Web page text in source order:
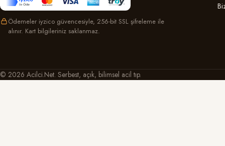
Ödemeler iyzico güvencesiyle, 256-bit SSL şifreleme ile
alınır. Kart bilgileriniz saklanmaz.
© 2026 Acilci.Net. Serbest, açık, bilimsel acil tıp.